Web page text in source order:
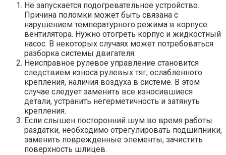
Не запускается подогревательное устройство.
Причина поломки может быть связана с
нарушением температурного режима в корпусе
вентилятора. Нужно отогреть корпус и жидкостный
насос. В некоторых случаях может потребоваться
разборка системы двигателя.
Неисправное рулевое управление становится
следствием износа рулевых тяг, ослабленного
крепления, наличия воздуха в системе. В этом
случае следует заменить все износившиеся
детали, устранить негерметичность и затянуть
крепления.
Если слышен посторонний шум во время работы
раздатки, необходимо отрегулировать подшипники,
заменить поврежденные элементы, зачистить
поверхность шлицев.